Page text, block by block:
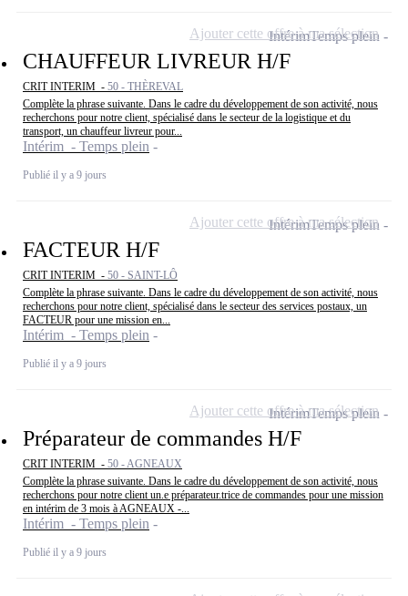
CHAUFFEUR LIVREUR H/F
CRIT INTERIM - 50 - THÈREVAL
Complète la phrase suivante. Dans le cadre du développement de son activité, nous
recherchons pour notre client, spécialisé dans le secteur de la logistique et du
transport, un chauffeur livreur pour...
Intérim - Temps plein
Publié il y a 9 jours
IntérimTemps plein
Ajouter cette offre à ma sélection
FACTEUR H/F
CRIT INTERIM - 50 - SAINT-LÔ
Complète la phrase suivante. Dans le cadre du développement de son activité, nous
recherchons pour notre client, spécialisé dans le secteur des services postaux, un
FACTEUR pour une mission en...
Intérim - Temps plein
Publié il y a 9 jours
IntérimTemps plein
Ajouter cette offre à ma sélection
Préparateur de commandes H/F
CRIT INTERIM - 50 - AGNEAUX
Complète la phrase suivante. Dans le cadre du développement de son activité, nous
recherchons pour notre client un.e préparateur.trice de commandes pour une mission
en intérim de 3 mois à AGNEAUX -...
Intérim - Temps plein
Publié il y a 9 jours
IntérimTemps plein
Ajouter cette offre à ma sélection